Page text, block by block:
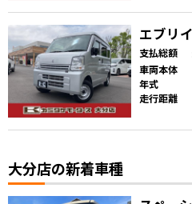
エブリイ
支払総額
車両本体
年式
走行距離
大分店の新着車種